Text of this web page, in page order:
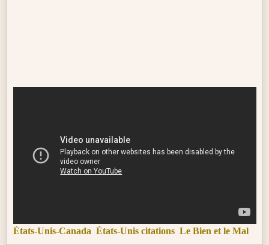
États-Unis-Canada États-Unis citations Le Bien et le Mal